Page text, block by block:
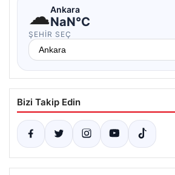
☁Ankara
NaN°C
ŞEHIR SEÇ
Bizi Takip Edin